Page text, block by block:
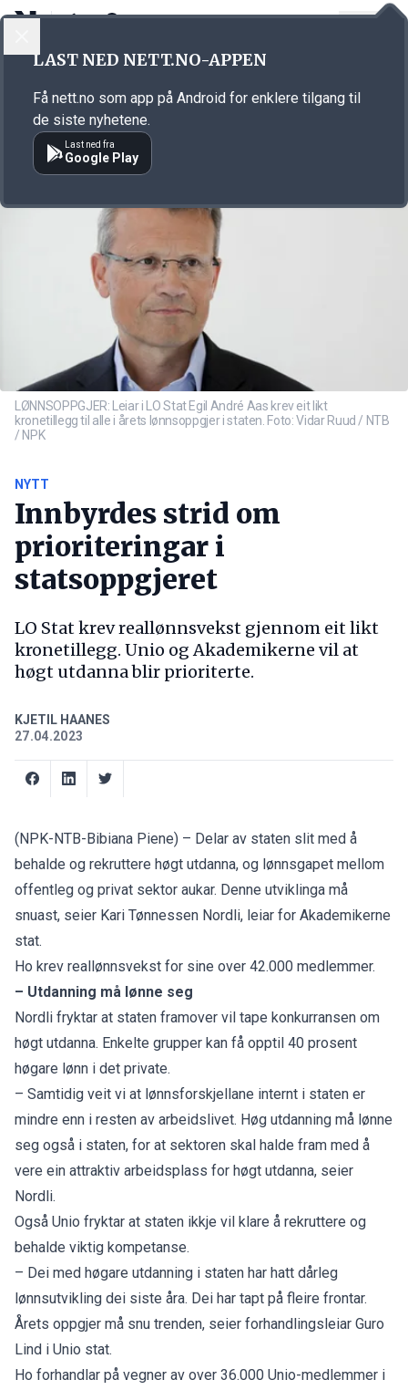
Annonsørinnhold
LØNNSOPPGJER: Leiar i LO Stat Egil André Aas krev eit likt
kronetillegg til alle i årets lønnsoppgjer i staten. Foto: Vidar Ruud / NTB
/ NPK
NYTT
Innbyrdes strid om
prioriteringar i
statsoppgjeret
LO Stat krev reallønnsvekst gjennom eit likt
kronetillegg. Unio og Akademikerne vil at
høgt utdanna blir prioriterte.
KJETIL HAANES
27.04.2023
(NPK-NTB-Bibiana Piene) – Delar av staten slit med å
behalde og rekruttere høgt utdanna, og lønnsgapet mellom
offentleg og privat sektor aukar. Denne utviklinga må
snuast, seier Kari Tønnessen Nordli, leiar for Akademikerne
stat.
Ho krev reallønnsvekst for sine over 42.000 medlemmer.
– Utdanning må lønne seg
Nordli fryktar at staten framover vil tape konkurransen om
høgt utdanna. Enkelte grupper kan få opptil 40 prosent
høgare lønn i det private.
– Samtidig veit vi at lønnsforskjellane internt i staten er
mindre enn i resten av arbeidslivet. Høg utdanning må lønne
seg også i staten, for at sektoren skal halde fram med å
vere ein attraktiv arbeidsplass for høgt utdanna, seier
Nordli.
Også Unio fryktar at staten ikkje vil klare å rekruttere og
behalde viktig kompetanse.
– Dei med høgare utdanning i staten har hatt dårleg
lønnsutvikling dei siste åra. Dei har tapt på fleire frontar.
Årets oppgjer må snu trenden, seier forhandlingsleiar Guro
Lind i Unio stat.
Ho forhandlar på vegner av over 36.000 Unio-medlemmer i
LAST NED NETT.NO-APPEN
Få nett.no som app på Android for enklere tilgang til
de siste nyhetene.
Last ned fra
Google Play